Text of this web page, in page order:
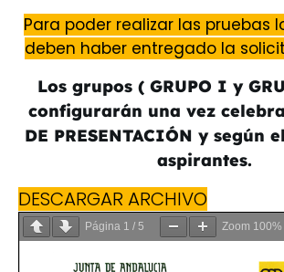
Para poder realizar las pruebas
deben haber entregado la
Los grupos ( GRUPO I y
configurarán una vez
DE PRESENTACIÓN y según
aspirantes.
DESCARGAR ARCHIVO
Página 1 / 5 Zoom 100%